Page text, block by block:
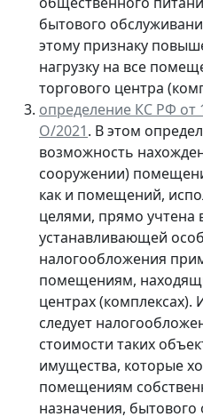
бытового
этому признаку
нагрузку на все
торгового центра
определение КС РФ от
О/2021. В этом
возможность
сооружении)
как и помещений,
целями, прямо учтена
устанавливающей
налогообложения
помещениям,
центрах (комплексах).
следует
стоимости таких
имущества, которые
помещениям
назначения, бытового